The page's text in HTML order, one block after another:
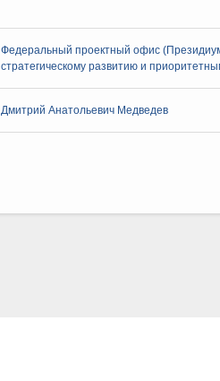
Федеральный проектный офис
стратегическому развитию и
Дмитрий Анатольевич Медведев